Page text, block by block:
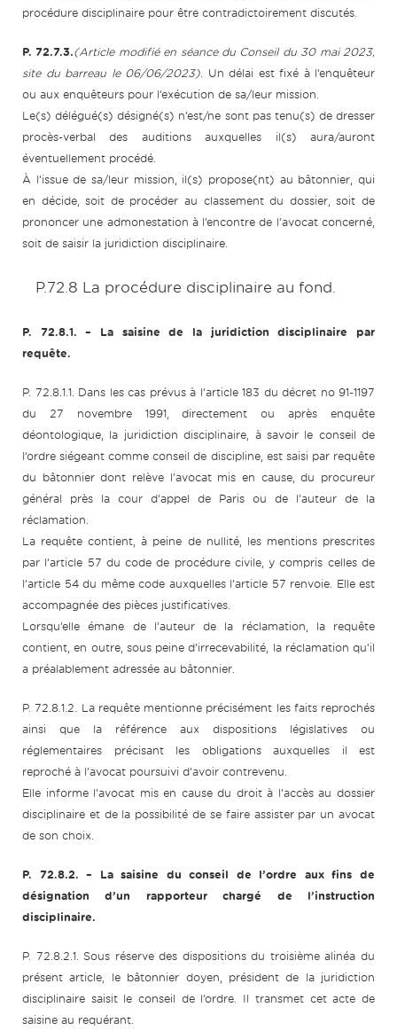
procédure disciplinaire pour être contradictoirement discutés.
P. 72.7.3.(Article modifié en séance du Conseil du 30 mai 2023,
site du barreau le 06/06/2023). Un délai est fixé à l’enquêteur
ou aux enquêteurs pour l’exécution de sa/leur mission.
Le(s) délégué(s) désigné(s) n’est/ne sont pas tenu(s) de dresser
procès-verbal des auditions auxquelles il(s) aura/auront
éventuellement procédé.
À l’issue de sa/leur mission, il(s) propose(nt) au bâtonnier, qui
en décide, soit de procéder au classement du dossier, soit de
prononcer une admonestation à l’encontre de l’avocat concerné,
soit de saisir la juridiction disciplinaire.
P.72.8 La procédure disciplinaire au fond.
P. 72.8.1.
– La saisine de la juridiction disciplinaire par
requête.
P. 72.8.1.1. Dans les cas prévus à l’article 183 du décret no 91-1197
du 27 novembre 1991, directement ou après enquête
déontologique, la juridiction disciplinaire, à savoir le conseil de
l’ordre siégeant comme conseil de discipline, est saisi par requête
du bâtonnier dont relève l’avocat mis en cause, du procureur
général près la cour d’appel de Paris ou de l’auteur de la
réclamation.
La requête contient, à peine de nullité, les mentions prescrites
par l’article 57 du code de procédure civile, y compris celles de
l’article 54 du même code auxquelles l’article 57 renvoie. Elle est
accompagnée des pièces justificatives.
Lorsqu’elle émane de l’auteur de la réclamation, la requête
contient, en outre, sous peine d’irrecevabilité, la réclamation qu’il
a préalablement adressée au bâtonnier.
P. 72.8.1.2. La requête mentionne précisément les faits reprochés
ainsi que la référence aux dispositions législatives ou
réglementaires précisant les obligations auxquelles il est
reproché à l’avocat poursuivi d’avoir contrevenu.
Elle informe l’avocat mis en cause du droit à l’accès au dossier
disciplinaire et de la possibilité de se faire assister par un avocat
de son choix.
P. 72.8.2.
– La saisine du conseil de l’ordre aux fins de
désignation d’un rapporteur chargé de l’instruction
disciplinaire.
P. 72.8.2.1. Sous réserve des dispositions du troisième alinéa du
présent article, le bâtonnier doyen, président de la juridiction
disciplinaire saisit le conseil de l’ordre. Il transmet cet acte de
saisine au requérant.